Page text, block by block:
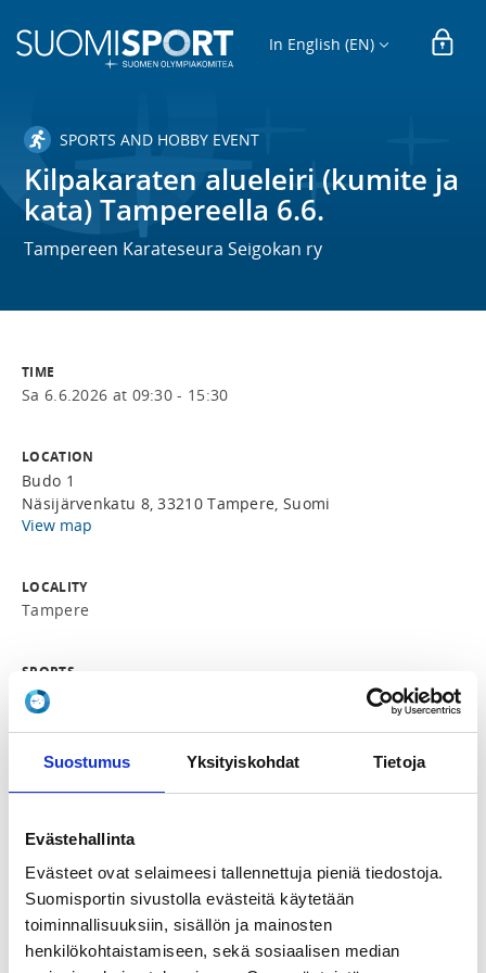
Suostumus Yksityiskohdat Tietoja
Evästehallinta
Evästeet ovat selaimeesi tallennettuja pieniä tiedostoja.
Suomisportin sivustolla evästeitä käytetään
toiminnallisuuksiin, sisällön ja mainosten
henkilökohtaistamiseen, sekä sosiaalisen median
In English (EN)
SPORTS AND HOBBY EVENT
Kilpakaraten alueleiri (kumite ja
kata) Tampereella 6.6.
Tampereen Karateseura Seigokan ry
TIME
Sa 6.6.2026 at 09:30 - 15:30
LOCATION
Budo 1
Näsijärvenkatu 8, 33210 Tampere, Suomi
View map
LOCALITY
Tampere
SPORTS
Karate
REGISTRATION PERIOD
ADDITIONAL INFORMATION
Arttu Venäläinen
arttu.venalainen@gmail.com
+358 45 1953424